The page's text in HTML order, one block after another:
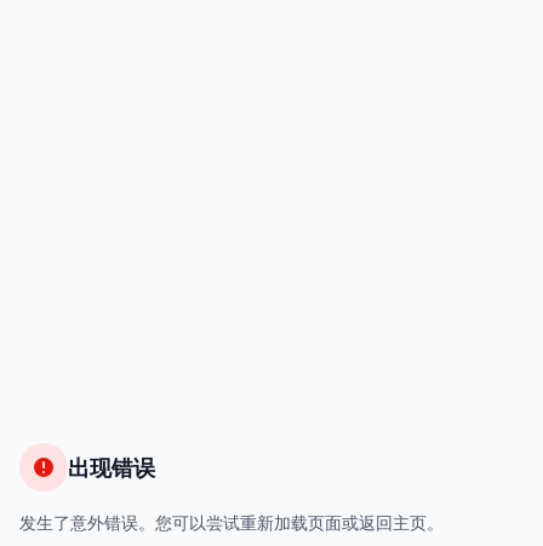
出现错误
发生了意外错误。您可以尝试重新加载页面或返回主页。